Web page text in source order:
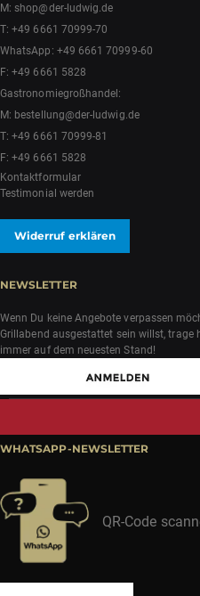
M:shop@der-ludwig.de
T:+49 6661 70999-70
WhatsApp: +49 6661 70999-60
F: +49 6661 5828
Gastronomiegroßhandel:
M: bestellung@der-ludwig.de
T:+49 6661 70999-81
F: +49 6661 5828
Kontaktformular
Testimonial werden
Widerruf erklären
NEWSLETTER
Wenn Du keine Angebote verpassen
Grillabend ausgestattet sein willst, trage
immer auf dem neuesten Stand!
WHATSAPP-NEWSLETTER
QR-Code